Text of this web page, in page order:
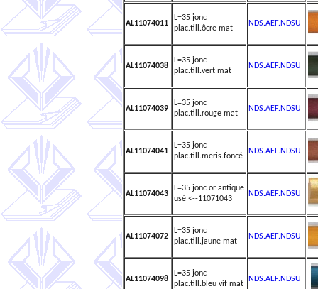
AL11074011
L=35 jonc
plac.till.ôcre mat
NDS.AEF.NDSU
AL11074038
L=35 jonc
plac.till.vert mat
NDS.AEF.NDSU
AL11074039
L=35 jonc
plac.till.rouge mat
NDS.AEF.NDSU
AL11074041
L=35 jonc
plac.till.meris.foncé
NDS.AEF.NDSU
AL11074043
L=35 jonc or antique
usé <--11071043
NDS.AEF.NDSU
AL11074072
L=35 jonc
plac.till.jaune mat
NDS.AEF.NDSU
AL11074098
L=35 jonc
plac.till.bleu vif mat
NDS.AEF.NDSU